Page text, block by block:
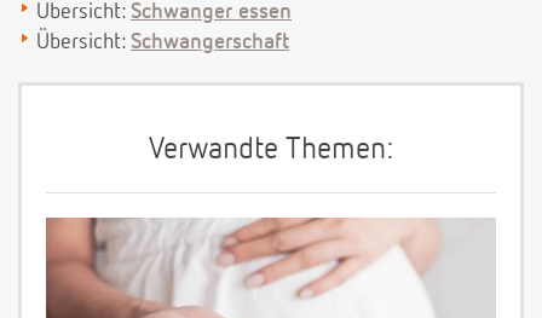
Übersicht: Schwanger essen
Übersicht: Schwangerschaft
Verwandte Themen: